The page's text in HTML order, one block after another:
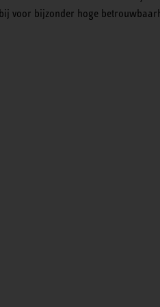
voor bijzonder hoge